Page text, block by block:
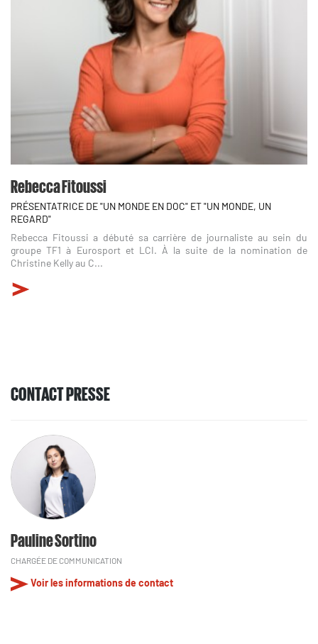
Rebecca Fitoussi
PRÉSENTATRICE DE "UN MONDE EN DOC" ET "UN MONDE, UN
REGARD"
Rebecca Fitoussi a débuté sa carrière de journaliste au sein du
groupe TF1 à Eurosport et LCI. À la suite de la nomination de
Christine Kelly au C...
CONTACT PRESSE
Pauline Sortino
CHARGÉE DE COMMUNICATION
Voir les informations de contact